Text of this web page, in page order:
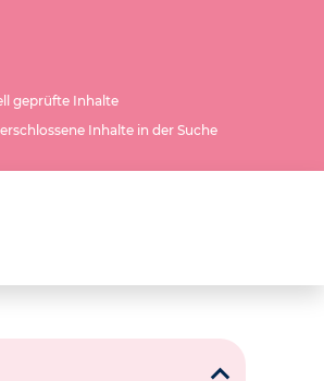
geprüfte Inhalte
Inhalte in der Suche